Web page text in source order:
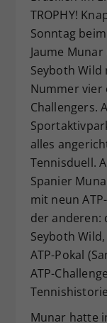
TROPHY!
Sonntag
Jaume
Seyboth
Nummer vier
Challengers.
alles
Tennisduell.
Spanier
mit neun
der anderen:
Seyboth
ATP-Pokal
ATP-
Munar hatte
Zweck